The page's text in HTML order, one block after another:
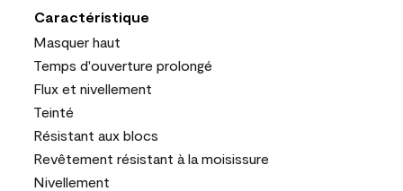
Caractéristique
Masquer haut
Temps d'ouverture prolongé
Flux et nivellement
Teinté
Résistant aux blocs
Revêtement résistant à la moisissure
Nivellement